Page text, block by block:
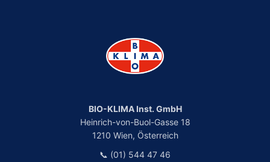
BIO-KLIMA Inst. GmbH
Heinrich-von-Buol-Gasse 18
1210 Wien, Österreich
📞 (01) 544 47 46